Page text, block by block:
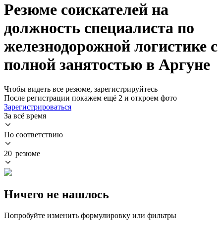
Резюме соискателей на
должность специалиста по
железнодорожной логистике с
полной занятостью в Аргуне
Чтобы видеть все резюме, зарегистрируйтесь
После регистрации покажем ещё 2 и откроем фото
Зарегистрироваться
За всё время
По соответствию
20 резюме
Ничего не нашлось
Попробуйте изменить формулировку или фильтры